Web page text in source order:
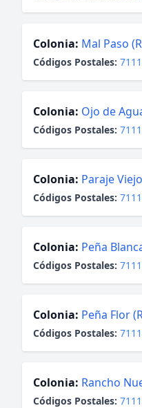
Colonia: Mal Paso
Códigos Postales:
Colonia: Ojo de
Códigos Postales:
Colonia: Paraje
Códigos Postales:
Colonia: Peña
Códigos Postales:
Colonia: Peña Flor
Códigos Postales:
Colonia: Rancho
Códigos Postales: